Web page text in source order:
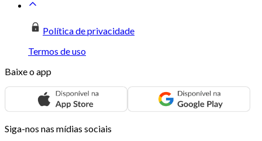
Política de privacidade
Termos de uso
Baixe o app
Siga-nos nas mídias sociais